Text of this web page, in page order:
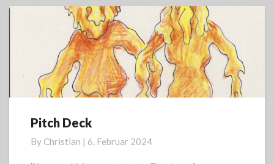
Pitch
Pitch Deck
By Christian | 6. Februar 2024